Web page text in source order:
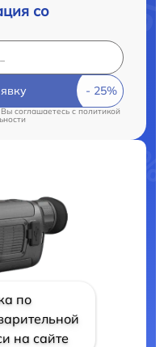
со
соглашаетесь cполитикой
по
на сайте